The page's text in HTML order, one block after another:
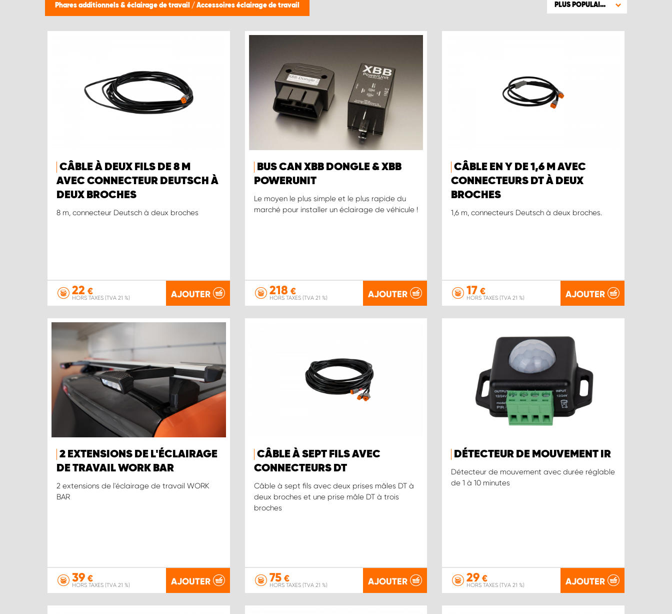
Phares additionnels & éclairage de travail / Accessoires éclairage de travail PLUS POPULAIRE
CÂBLE À DEUX FILS DE 8 M
AVEC CONNECTEUR DEUTSCH À
DEUX BROCHES
8 m, connecteur Deutsch à deux broches
22 €
HORS TAXES (TVA 21 %) AJOUTER
BUS CAN XBB DONGLE & XBB
POWERUNIT
Le moyen le plus simple et le plus rapide du
marché pour installer un éclairage de véhicule !
218 €
HORS TAXES (TVA 21 %) AJOUTER
CÂBLE EN Y DE 1,6 M AVEC
CONNECTEURS DT À DEUX
BROCHES
1,6 m, connecteurs Deutsch à deux broches.
17 €
HORS TAXES (TVA 21 %) AJOUTER
2 EXTENSIONS DE L'ÉCLAIRAGE
DE TRAVAIL WORK BAR
2 extensions de l'éclairage de travail WORK
BAR
39 €
HORS TAXES (TVA 21 %) AJOUTER
CÂBLE À SEPT FILS AVEC
CONNECTEURS DT
Câble à sept fils avec deux prises mâles DT à
deux broches et une prise mâle DT à trois
broches
75€
HORS TAXES (TVA 21 %) AJOUTER
DÉTECTEUR DE MOUVEMENT IR
Détecteur de mouvement avec durée réglable
de 1 à 10 minutes
29 €
HORS TAXES (TVA 21 %) AJOUTER